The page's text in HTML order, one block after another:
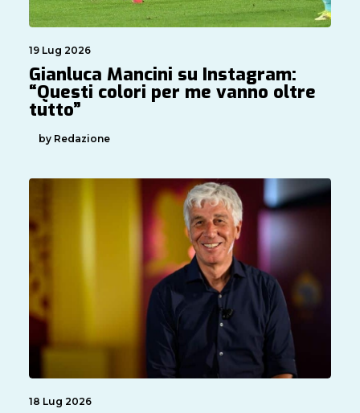
19 Lug 2026
Gianluca Mancini su Instagram:
“Questi colori per me vanno oltre
tutto”
by Redazione
18 Lug 2026